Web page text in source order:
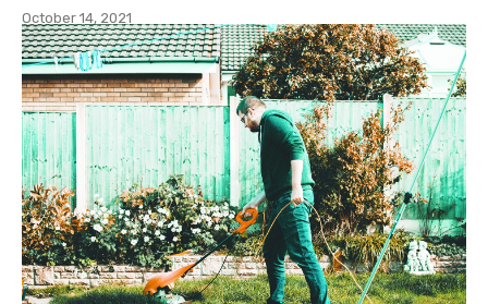
October 14, 2021